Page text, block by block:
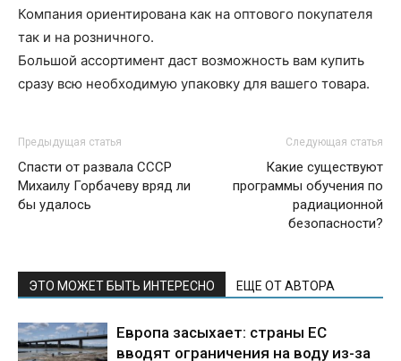
Компания ориентирована как на оптового покупателя
так и на розничного.
Большой ассортимент даст возможность вам купить
сразу всю необходимую упаковку для вашего товара.
Предыдущая статья
Спасти от развала СССР
Михаилу Горбачеву вряд ли
бы удалось
Следующая статья
Какие существуют
программы обучения по
радиационной
безопасности?
ЭТО МОЖЕТ БЫТЬ ИНТЕРЕСНО ЕЩЕ ОТ АВТОРА
Европа засыхает: страны ЕС
вводят ограничения на воду из-за